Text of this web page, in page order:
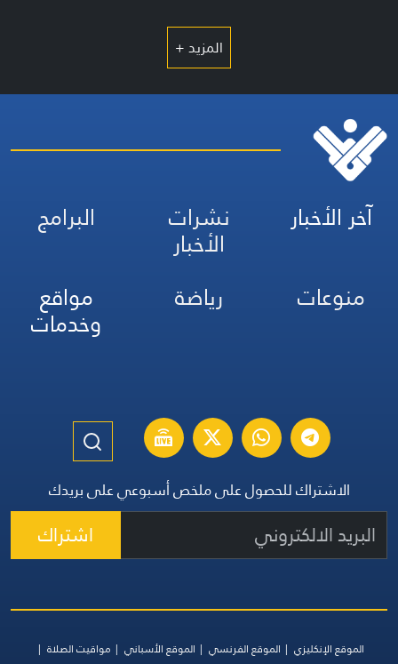
المزيد +
آخر الأخبار نشرات
الأخبار
البرامج
منوعات
رياضة مواقع
وخدمات
الاشتراك للحصول على ملخص أسبوعي على بريدك
اشتراك
الموقع الإنكليزي الموقع الفرنسي الموقع الأسباني
مواقيت الصلاة